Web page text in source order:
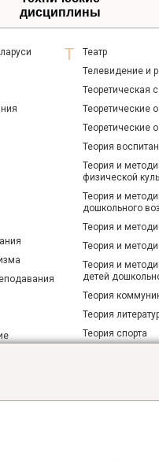
дисциплины
Театр
Телевидение и
Теоретическая
Теоретические
Теоретические
Теория
Теория и
физической
Теория и
дошкольного
Теория и
Теория и
Теория и
детей
Теория
Теория
Теория спорта
Трудовое и